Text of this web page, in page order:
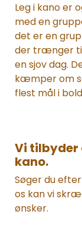
Leg i kano er
med en
det er en
der trænger til
en sjov dag.
kæmper om
flest mål i
Vi tilbyder
kano.
Søger du
os kan vi
ønsker.